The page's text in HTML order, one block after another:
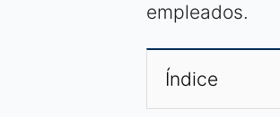
empleados.
Índice